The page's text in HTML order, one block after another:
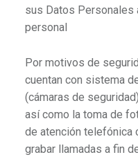
sus Datos Personales
personal
Por motivos de
cuentan con sistema
(cámaras de
así como la toma de
de atención telefónica
grabar llamadas a fin